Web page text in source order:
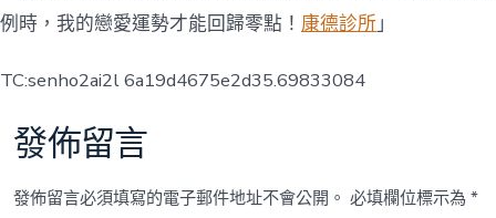
例時，我的戀愛運勢才能回歸零點！ 康德診所」
TC:senho2ai2l 6a19d4675e2d35.69833084
發佈留言
發佈留言必須填寫的電子郵件地址不會公開。 必填欄位標示為*